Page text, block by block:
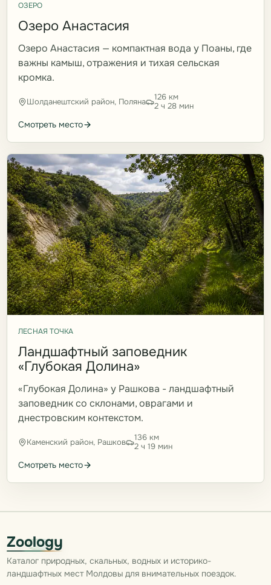
ОЗЕРО
Озеро Анастасия
Озеро Анастасия — компактная вода у Поаны, где
важны камыш, отражения и тихая сельская
кромка.
Шолданештский район, Поляна
126 км
2 ч 28 мин
Смотреть место
ЛЕСНАЯ ТОЧКА
Ландшафтный заповедник
«Глубокая Долина»
«Глубокая Долина» у Рашкова - ландшафтный
заповедник со склонами, оврагами и
днестровским контекстом.
Каменский район, Рашков
136 км
2 ч 19 мин
Смотреть место
Zoology
Каталог природных, скальных, водных и историко-
ландшафтных мест Молдовы для внимательных поездок.